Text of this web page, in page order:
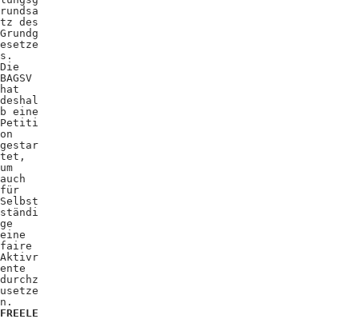
rundsa
tz des
Grundg
esetze
s.
Die
BAGSV
hat
deshal
b eine
Petiti
on
gestar
tet,
um
auch
für
Selbst
ständi
ge
eine
faire
Aktivr
ente
durchz
usetze
n.
FREELE